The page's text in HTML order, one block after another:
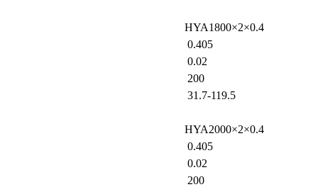
HYA1800×2×0.4
0.405
0.02
200
31.7-119.5
HYA2000×2×0.4
0.405
0.02
200